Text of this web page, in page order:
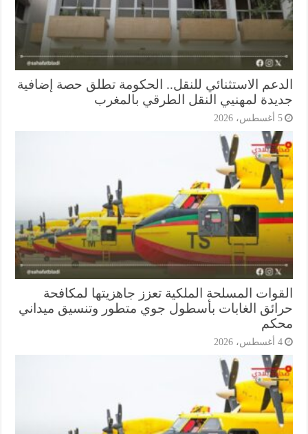
الاستثنائي للنقل.. الحكومة تطلق حصة إضافية
لمهنيي النقل الطرقي بالمغرب
المسلحة الملكية تعزز جاهزيتها لمكافحة
الغابات بأسطول جوي متطور وتنسيق ميداني